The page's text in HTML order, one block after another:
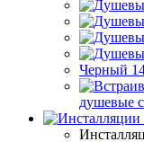
Черный
душевые